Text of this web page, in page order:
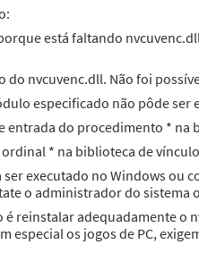
está faltando
do nvcuvenc.dll. Não foi
especificado não pôde ser
entrada do procedimento *
* na biblioteca de
executado no Windows ou
o administrador do
reinstalar adequadamente o
especial os jogos de PC,